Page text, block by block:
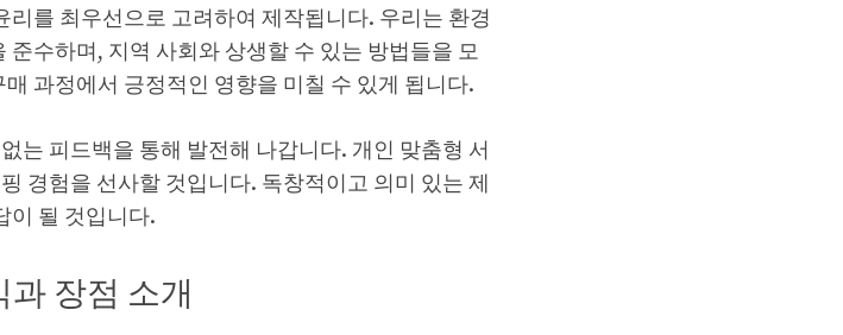
를 최우선으로 고려하여 제작됩니다. 우리는 환경
수하며, 지역 사회와 상생할 수 있는 방법들을 모
과정에서 긍정적인 영향을 미칠 수 있게 됩니다.
는 피드백을 통해 발전해 나갑니다. 개인 맞춤형 서
경험을 선사할 것입니다. 독창적이고 의미 있는 제
이 될 것입니다.
장점 소개